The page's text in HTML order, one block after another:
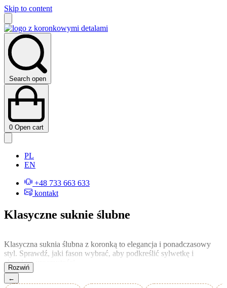
Skip to content
Search open
0 Open cart
PL
EN
+48 733 663 633
kontakt
Klasyczne suknie ślubne
Klasyczna suknia ślubna z koronką to elegancja i ponadczasowy
styl. Sprawdź, jaki fason wybrać, aby podkreślić sylwetkę i
charakter uroczystości.
←